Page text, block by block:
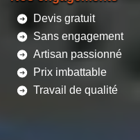
Devis gratuit
Sans engagement
Artisan passionné
Prix imbattable
Travail de qualité